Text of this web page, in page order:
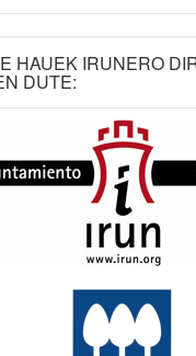
HAUEK IRUNERO
DUTE: